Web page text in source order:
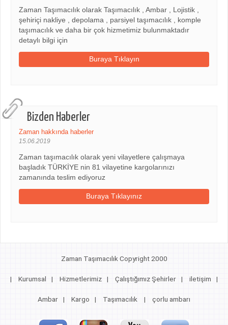
Zaman Taşımacılık olarak Taşımacılık , Ambar , Lojistik ,
şehiriçi nakliye , depolama , parsiyel taşımacılık , komple
taşımacılık ve daha bir çok hizmetimiz bulunmaktadır
detaylı bilgi için
Buraya Tıklayın
Bizden Haberler
Zaman hakkında haberler
15.06.2019
Zaman taşımacılık olarak yeni vilayetlere çalışmaya
başladık TÜRKİYE nin 81 vilayetine kargolarınızı
zamanında teslim ediyoruz
Buraya Tıklayınız
Zaman Taşımacılık Copyright 2000
| Kurumsal | Hizmetlerimiz | Çalıştığımız Şehirler | iletişim |
Ambar | Kargo | Taşımacılık | çorlu ambarı